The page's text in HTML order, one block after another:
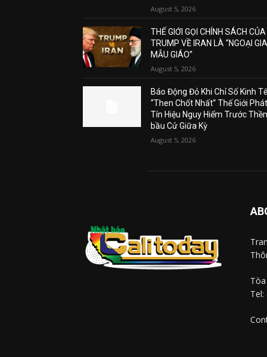
August 5, 2026
THẾ GIỚI GỌI CHÍNH SÁCH CỦA
TRUMP VỀ IRAN LÀ “NGOẠI
MẪU GIÁO”
August 5, 2026
Báo Động Đỏ Khi Chỉ Số Kinh
“Then Chốt Nhất” Thế Giới Phát
Tín Hiệu Nguy Hiểm Trước
bầu Cử Giữa Kỳ
August 5, 2026